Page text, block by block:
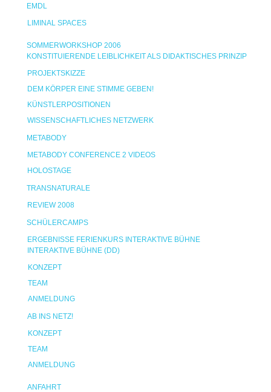
EMDL
LIMINAL SPACES
SOMMERWORKSHOP 2006
KONSTITUIERENDE LEIBLICHKEIT ALS DIDAKTISCHES PRINZIP
PROJEKTSKIZZE
DEM KÖRPER EINE STIMME GEBEN!
KÜNSTLERPOSITIONEN
WISSENSCHAFTLICHES NETZWERK
METABODY
METABODY CONFERENCE 2 VIDEOS
HOLOSTAGE
TRANSNATURALE
REVIEW 2008
SCHÜLERCAMPS
ERGEBNISSE FERIENKURS INTERAKTIVE BÜHNE
INTERAKTIVE BÜHNE (DD)
KONZEPT
TEAM
ANMELDUNG
AB INS NETZ!
KONZEPT
TEAM
ANMELDUNG
ANFAHRT